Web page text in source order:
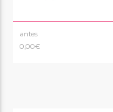
antes
0,00€